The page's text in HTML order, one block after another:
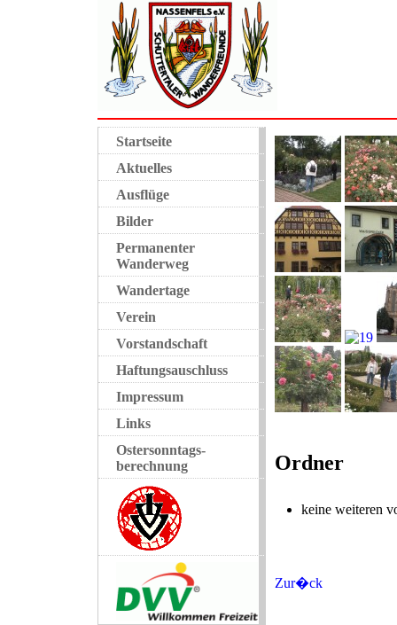
Ordner
keine weiteren
Zur�ck
Startseite
Aktuelles
Ausflüge
Bilder
Permanenter
Wanderweg
Wandertage
Verein
Vorstandschaft
Haftungsauschluss
Impressum
Links
Ostersonntags-
berechnung